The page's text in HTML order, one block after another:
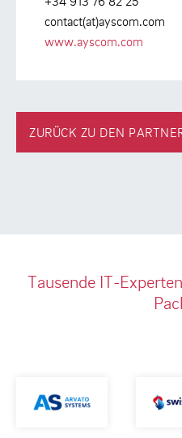
contact(at)ayscom.com
www.ayscom.com
ZURÜCK ZU DEN
Tausende IT-